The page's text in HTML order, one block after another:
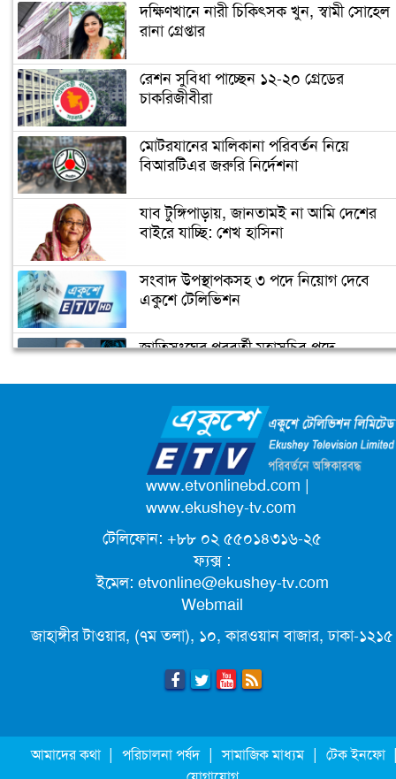
দক্ষিণখানে নারী চিকিৎসক খুন, স্বামী সোহেল
রানা গ্রেপ্তার
রেশন সুবিধা পাচ্ছেন ১২-২০ গ্রেডের
চাকরিজীবীরা
মোটরযানের মালিকানা পরিবর্তন নিয়ে
বিআরটিএর জরুরি নির্দেশনা
যাব টুঙ্গিপাড়ায়, জানতামই না আমি দেশের
বাইরে যাচ্ছি: শেখ হাসিনা
সংবাদ উপস্থাপকসহ ৩ পদে নিয়োগ দেবে
একুশে টেলিভিশন
জাতিসংঘের পরবর্তী মহাসচিব পদে
ক্যাম্পাস অ্যাম্বাসেডর নিয়োগ দিচ্ছে একুশে
টেলিভিশন
পদোন্নতি পেয়ে সচিব হলেন ২ কর্মকর্তা
লিগ্যাল এইডের মাধ্যমে সন্তান ফিরে পেল
সেই কিশোরী মা জুঁই
জেট ফুয়েলের দাম কমলো লিটারে ১৯ টাকা
মূল্যস্ফীতি কমে জুনে ৯ দশমিক ১৬ শতাংশ
ছুটিতে গিয়ে না ফিরলে ৩ বছরের নিষেধাজ্ঞা,
নতুন নিয়ম সৌদির
www.etvonlinebd.com |
www.ekushey-tv.com
টেলিফোন: +৮৮ ০২ ৫৫০১৪৩১৬-২৫
ফ্যক্স :
ইমেল: etvonline@ekushey-tv.com
Webmail
জাহাঙ্গীর টাওয়ার, (৭ম তলা), ১০, কারওয়ান বাজার, ঢাকা-১২১৫
আমাদের কথা | পরিচালনা পর্ষদ | সামাজিক মাধ্যম | টেক ইনফো